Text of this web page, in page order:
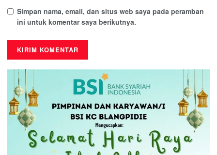
Simpan nama, email, dan situs web saya pada peramban
ini untuk komentar saya berikutnya.